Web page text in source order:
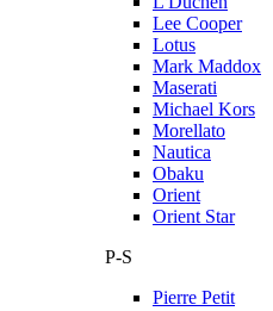
Lee Cooper
Lotus
Mark Maddox
Maserati
Michael Kors
Morellato
Nautica
Obaku
Orient
Orient Star
P-S
Pierre Petit